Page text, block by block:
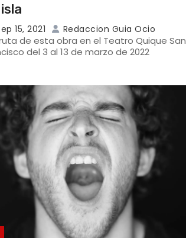
15, 2021 Redaccion Guia Ocio
de esta obra en el Teatro Quique San
del 3 al 13 de marzo de 2022